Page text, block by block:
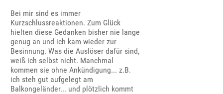
Bei mir sind es immer
Kurzschlussreaktionen. Zum Glück
hielten diese Gedanken bisher nie lange
genug an und ich kam wieder zur
Besinnung. Was die Auslöser dafür sind,
weiß ich selbst nicht. Manchmal
kommen sie ohne Ankündigung... z.B.
ich steh gut aufgelegt am
Balkongeländer... und plötzlich kommt